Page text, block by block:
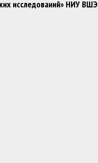
исследований» НИУ ВШЭ